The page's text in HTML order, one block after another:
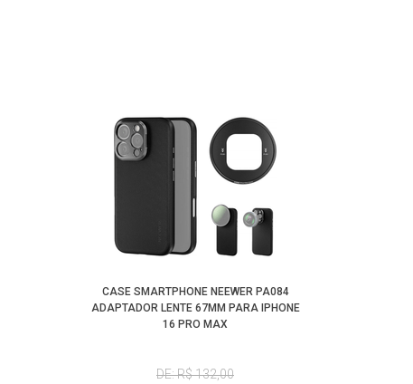
CASE SMARTPHONE NEEWER PA084
ADAPTADOR LENTE 67MM PARA IPHONE
16 PRO MAX
DE: R$ 132,00